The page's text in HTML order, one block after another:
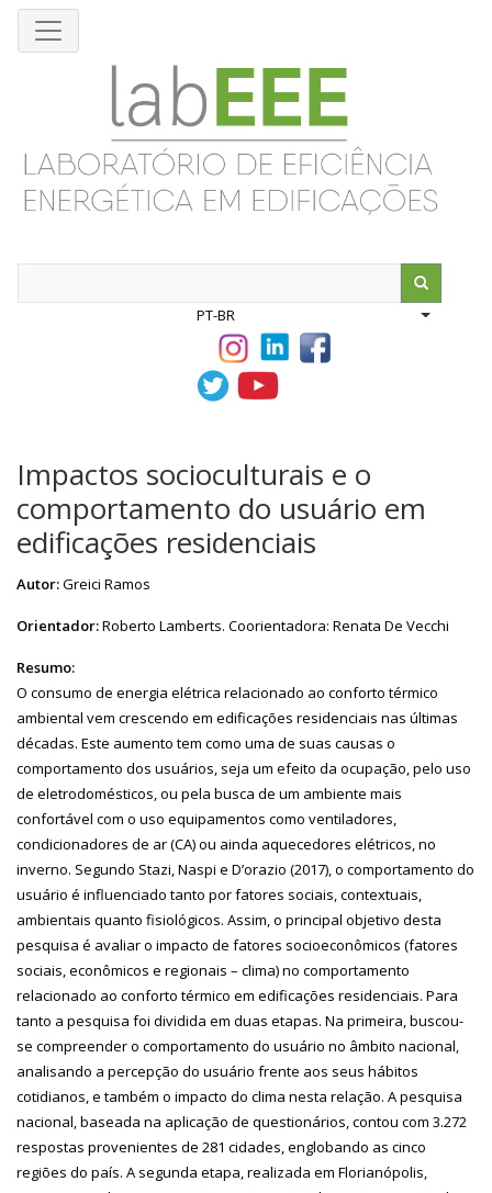
Pular
PT-BR
List
Impactos socioculturais e o
comportamento do usuário em
edificações residenciais
Autor:Greici Ramos
Orientador:Roberto Lamberts. Coorientadora: Renata De Vecchi
Resumo:
O consumo de energia elétrica relacionado ao conforto térmico
ambiental vem crescendo em edificações residenciais nas últimas
décadas. Este aumento tem como uma de suas causas o
comportamento dos usuários, seja um efeito da ocupação, pelo uso
de eletrodomésticos, ou pela busca de um ambiente mais
confortável com o uso equipamentos como ventiladores,
condicionadores de ar (CA) ou ainda aquecedores elétricos, no
inverno. Segundo Stazi, Naspi e D’orazio (2017), o comportamento do
usuário é influenciado tanto por fatores sociais, contextuais,
ambientais quanto fisiológicos. Assim, o principal objetivo desta
pesquisa é avaliar o impacto de fatores socioeconômicos (fatores
sociais, econômicos e regionais – clima) no comportamento
relacionado ao conforto térmico em edificações residenciais. Para
tanto a pesquisa foi dividida em duas etapas. Na primeira, buscou-
se compreender o comportamento do usuário no âmbito nacional,
analisando a percepção do usuário frente aos seus hábitos
cotidianos, e também o impacto do clima nesta relação. A pesquisa
nacional, baseada na aplicação de questionários, contou com 3.272
respostas provenientes de 281 cidades, englobando as cinco
regiões do país. A segunda etapa, realizada em Florianópolis,